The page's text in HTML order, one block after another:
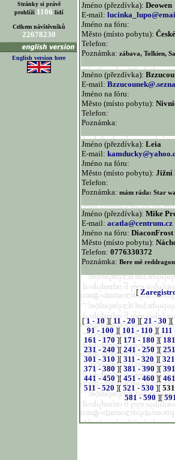
Stránky si právě
prohlíží1106 lidí
Celkem návštěvníků
22678230
English version here
Jméno (přezdívka): Deowen
E-mail:
Jméno na fóru:
Město (místo pobytu):
Telefon:
Poznámka: zábava, Tolkien,
Jméno (přezdívka):
E-mail:
Jméno na fóru:
Město (místo pobytu):
Telefon:
Poznámka:
Jméno (přezdívka): Leia
E-mail:
Jméno na fóru:
Město (místo pobytu): Jižní
Telefon:
Poznámka: mám ráda: Star
Jméno (přezdívka): Mike
E-mail: acatla@centrum.cz
Jméno na fóru: DiaconFrost
Město (místo pobytu):
Telefon: 0776330372
Poznámka: Bere mě
[
[1 - 10][11 - 20][21 - 30][
91 - 100 ][ 101 - 110][ 111
161 - 170][ 171 - 180][
231 - 240][ 241 - 250][
301 - 310][311 - 320][
371 - 380][ 381 - 390][
441 - 450][ 451 - 460][
511 - 520 ][521 - 530][
581 - 590][